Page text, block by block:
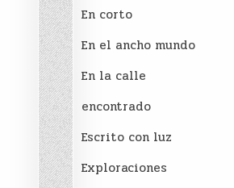
En corto
En el ancho mundo
En la calle
encontrado
Escrito con luz
Exploraciones